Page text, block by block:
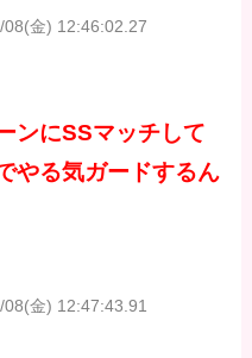
08(金) 12:46:02.27
ンにSSマッチして
やる気ガードするん
08(金) 12:47:43.91